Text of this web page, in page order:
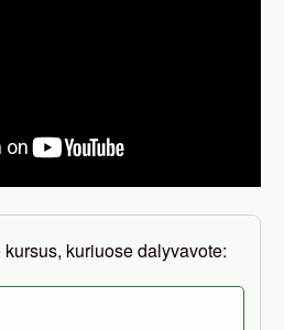
kuriuose dalyvavote: